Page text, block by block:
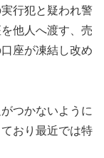
行犯と疑われ警
他人へ渡す、売
座が凍結し改め
つかないように
おり最近では特